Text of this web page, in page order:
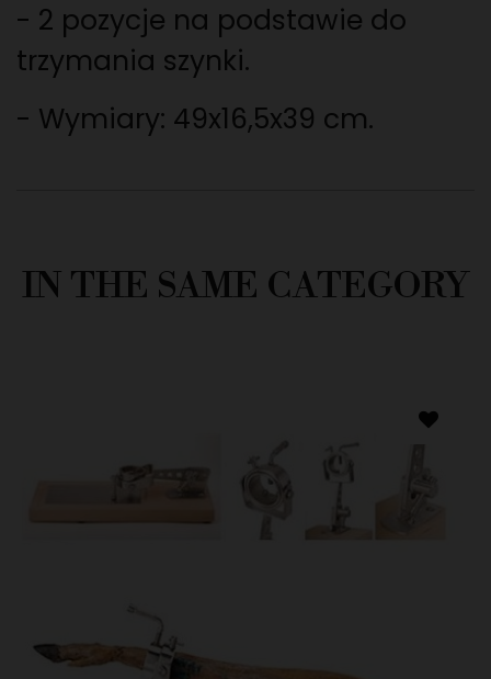
- 2 pozycje na podstawie do
trzymania szynki.
- Wymiary: 49x16,5x39 cm.
IN THE SAME CATEGORY